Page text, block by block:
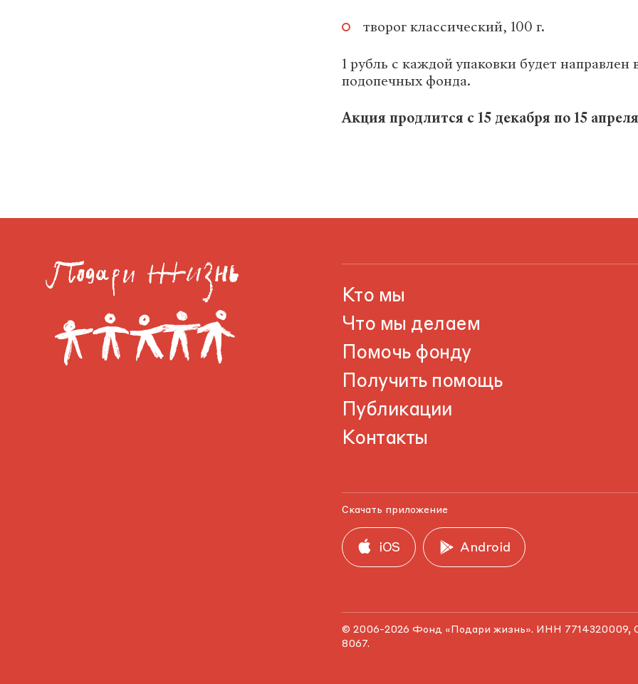
творог классический, 100 г.
1 рубль с каждой упаковки будет направлен
подопечных фонда.
Акция продлится с 15 декабря по 15
Кто мы
Что мы делаем
Помочь фонду
Получить помощь
Публикации
Контакты
Скачать приложение
iOS Android
© 2006-2026 Фонд «Подари жизнь». ИНН 7714320009,
8067.